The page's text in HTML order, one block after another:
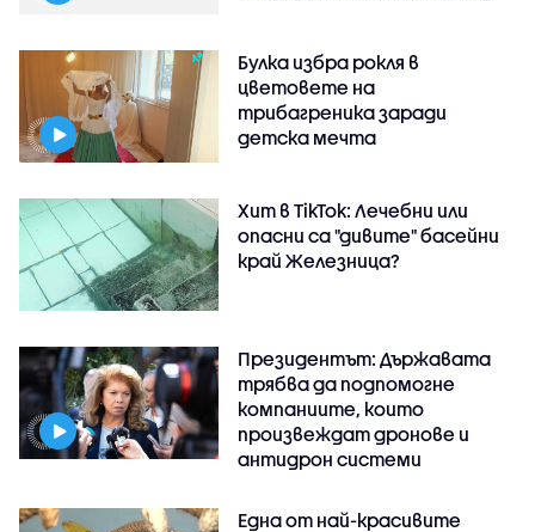
Булка избра рокля в
цветовете на
трибагреника заради
детска мечта
Хит в TikTok: Лечебни или
опасни са "дивите" басейни
край Железница?
Президентът: Държавата
трябва да подпомогне
компаниите, които
произвеждат дронове и
антидрон системи
Една от най-красивите